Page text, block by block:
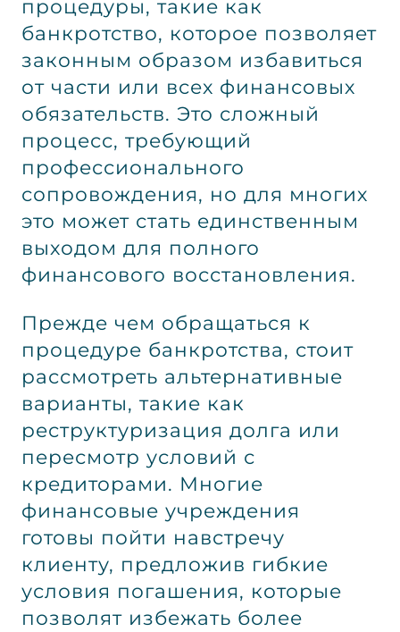
процедуры, такие как
банкротство, которое позволяет
законным образом избавиться
от части или всех финансовых
обязательств. Это сложный
процесс, требующий
профессионального
сопровождения, но для многих
это может стать единственным
выходом для полного
финансового восстановления.
Прежде чем обращаться к
процедуре банкротства, стоит
рассмотреть альтернативные
варианты, такие как
реструктуризация долга или
пересмотр условий с
кредиторами. Многие
финансовые учреждения
готовы пойти навстречу
клиенту, предложив гибкие
условия погашения, которые
позволят избежать более